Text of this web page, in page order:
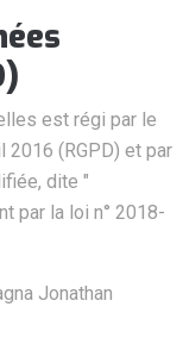
est régi par le
2016 (RGPD) et par
dite "
par la loi n° 2018-
Jonathan